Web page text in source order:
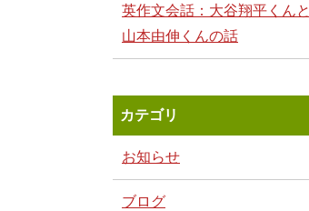
英作文会話：大谷翔平くんと
山本由伸くんの話
カテゴリ
お知らせ
ブログ